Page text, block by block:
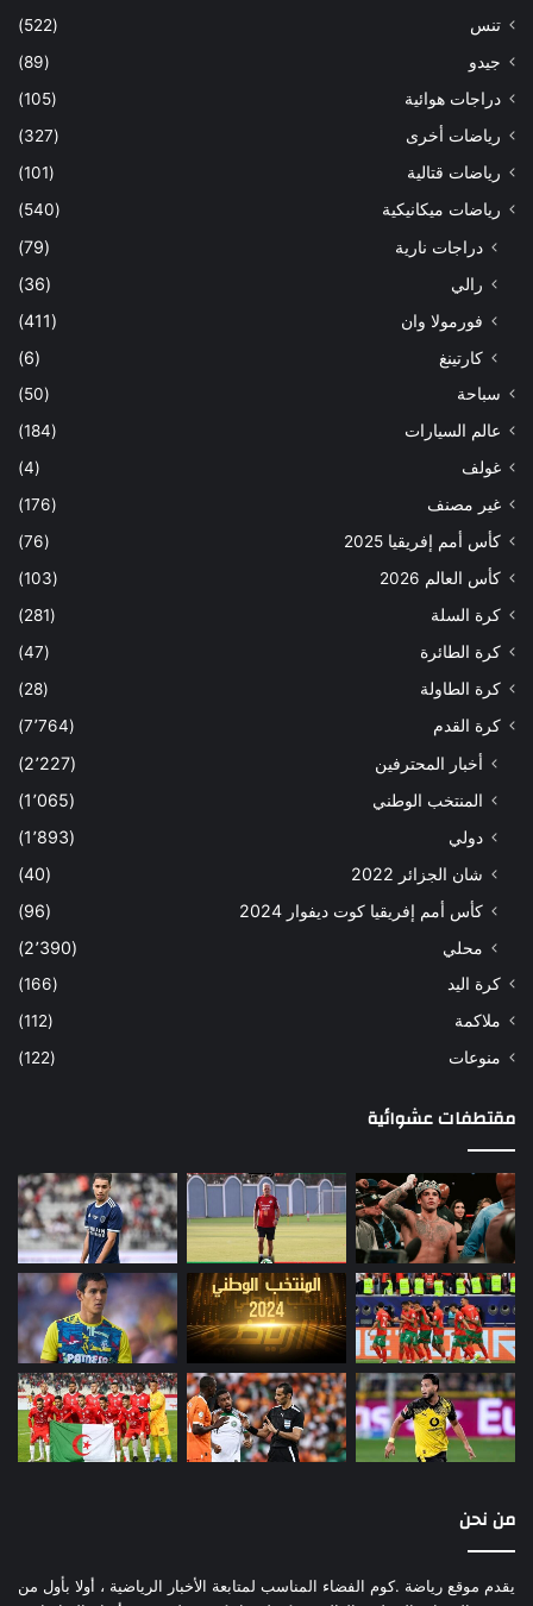
تنس
(522)
جيدو
(89)
دراجات هوائية
(105)
رياضات أخرى
(327)
رياضات قتالية
(101)
رياضات ميكانيكية
(540)
دراجات نارية
(79)
رالي
(36)
فورمولا وان
(411)
كارتينغ
(6)
سباحة
(50)
عالم السيارات
(184)
غولف
(4)
غير مصنف
(176)
كأس أمم إفريقيا 2025
(76)
كأس العالم 2026
(103)
كرة السلة
(281)
كرة الطائرة
(47)
كرة الطاولة
(28)
كرة القدم
(7٬764)
أخبار المحترفين
(2٬227)
المنتخب الوطني
(1٬065)
دولي
(1٬893)
شان الجزائر 2022
(40)
كأس أمم إفريقيا كوت ديفوار 2024
(96)
محلي
(2٬390)
كرة اليد
(166)
ملاكمة
(112)
منوعات
(122)
مقتطفات عشوائية
من نحن
يقدم موقع رياضة .كوم الفضاء المناسب لمتابعة الأخبار الرياضية ، أولا بأول من